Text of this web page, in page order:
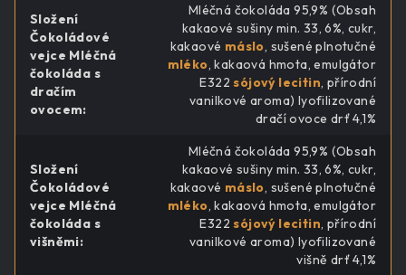
Složení
Čokoládové
vejce Mléčná
čokoláda s
dračím
ovocem:
Mléčná čokoláda 95,9% (Obsah
kakaové sušiny min. 33, 6%, cukr,
kakaové máslo, sušené plnotučné
mléko, kakaová hmota, emulgátor
E322sójový lecitin, přírodní
vanilkové aroma) lyofilizované
dračí ovoce drť 4,1%
Složení
Čokoládové
vejce Mléčná
čokoláda s
višněmi:
Mléčná čokoláda 95,9% (Obsah
kakaové sušiny min. 33, 6%, cukr,
kakaové máslo, sušené plnotučné
mléko, kakaová hmota, emulgátor
E322sójový lecitin, přírodní
vanilkové aroma) lyofilizované
višně drť 4,1%